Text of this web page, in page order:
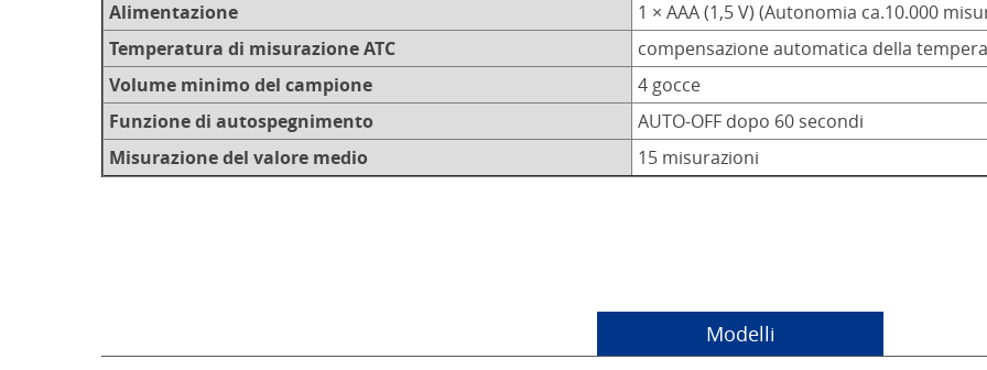
Alimentazione
1 × AAA (1,5 V) (Autonomia ca.10.000
Temperatura di misurazione ATC
compensazione automatica della
Volume minimo del campione
4 gocce
Funzione di autospegnimento
AUTO-OFF dopo 60 secondi
Misurazione del valore medio
15 misurazioni
Modelli